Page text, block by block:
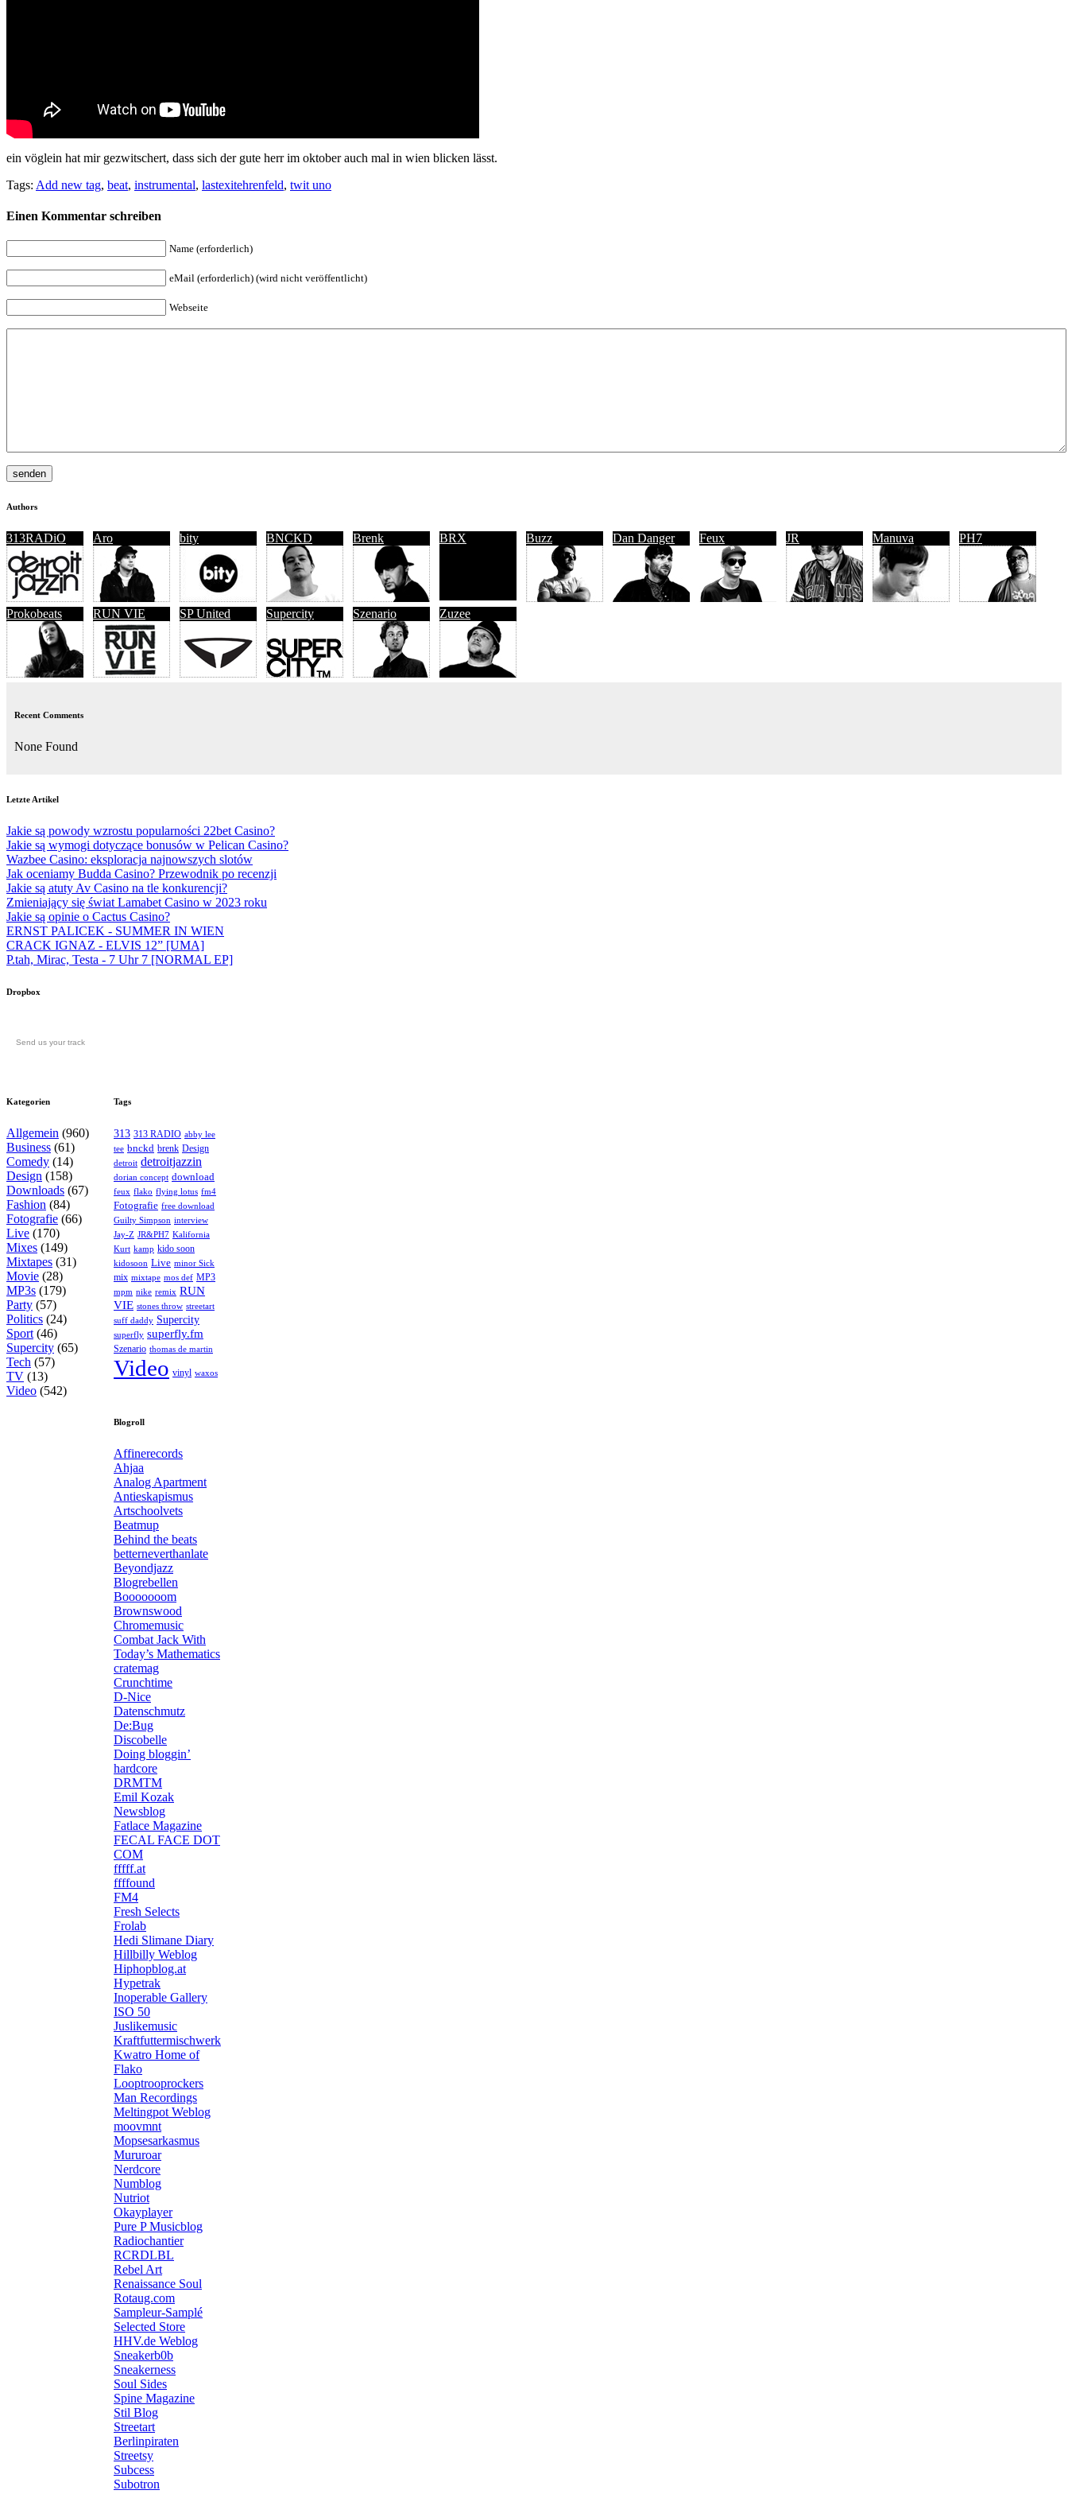
ein vöglein hat mir gezwitschert, dass sich der gute herr im oktober auch mal in wien blicken lässt.
Tags: Add new tag, beat, instrumental, lastexitehrenfeld, twit uno
Einen Kommentar schreiben
Name (erforderlich)
eMail (erforderlich) (wird nicht veröffentlicht)
Webseite
Authors
313RADiO Aro bity BNCKD Brenk BRX Buzz Dan Danger Feux JR Manuva PH7
Prokobeats RUN VIE SP United Supercity Szenario Zuzee
Recent Comments
None Found
Letzte Artikel
Jakie są powody wzrostu popularności 22bet Casino?
Jakie są wymogi dotyczące bonusów w Pelican Casino?
Wazbee Casino: eksploracja najnowszych slotów
Jak oceniamy Budda Casino? Przewodnik po recenzji
Jakie są atuty Av Casino na tle konkurencji?
Zmieniający się świat Lamabet Casino w 2023 roku
Jakie są opinie o Cactus Casino?
ERNST PALICEK - SUMMER IN WIEN
CRACK IGNAZ - ELVIS 12” [UMA]
P.tah, Mirac, Testa - 7 Uhr 7 [NORMAL EP]
Dropbox
Send us your track
Kategorien
Allgemein (960)
Business (61)
Comedy (14)
Design (158)
Downloads (67)
Fashion (84)
Fotografie (66)
Live (170)
Mixes (149)
Mixtapes (31)
Movie (28)
MP3s (179)
Party (57)
Politics (24)
Sport (46)
Supercity (65)
Tech (57)
TV (13)
Video (542)
Tags
313 313 RADIO abby lee
tee bnckd brenk Design
detroit detroitjazzin
dorian concept download
feux flako flying lotus fm4
Fotografie free download
Guilty Simpson interview
Jay-Z JR&PH7 Kalifornia
Kurt kamp kido soon
kidosoon Live minor Sick
mix mixtape mos def MP3
mpm nike remix RUN
VIE stones throw streetart
suff daddy Supercity
superfly superfly.fm
Szenario thomas de martin
Video vinyl waxos
Blogroll
Affinerecords
Ahjaa
Analog Apartment
Antieskapismus
Artschoolvets
Beatmup
Behind the beats
betterneverthanlate
Beyondjazz
Blogrebellen
Booooooom
Brownswood
Chromemusic
Combat Jack With
Today’s Mathematics
cratemag
Crunchtime
D-Nice
Datenschmutz
De:Bug
Discobelle
Doing bloggin’
hardcore
DRMTM
Emil Kozak
Newsblog
Fatlace Magazine
FECAL FACE DOT
COM
fffff.at
ffffound
FM4
Fresh Selects
Frolab
Hedi Slimane Diary
Hillbilly Weblog
Hiphopblog.at
Hypetrak
Inoperable Gallery
ISO 50
Juslikemusic
Kraftfuttermischwerk
Kwatro Home of
Flako
Looptrooprockers
Man Recordings
Meltingpot Weblog
moovmnt
Mopsesarkasmus
Mururoar
Nerdcore
Numblog
Nutriot
Okayplayer
Pure P Musicblog
Radiochantier
RCRDLBL
Rebel Art
Renaissance Soul
Rotaug.com
Sampleur-Samplé
Selected Store
HHV.de Weblog
Sneakerb0b
Sneakerness
Soul Sides
Spine Magazine
Stil Blog
Streetart
Berlinpiraten
Streetsy
Subcess
Subotron